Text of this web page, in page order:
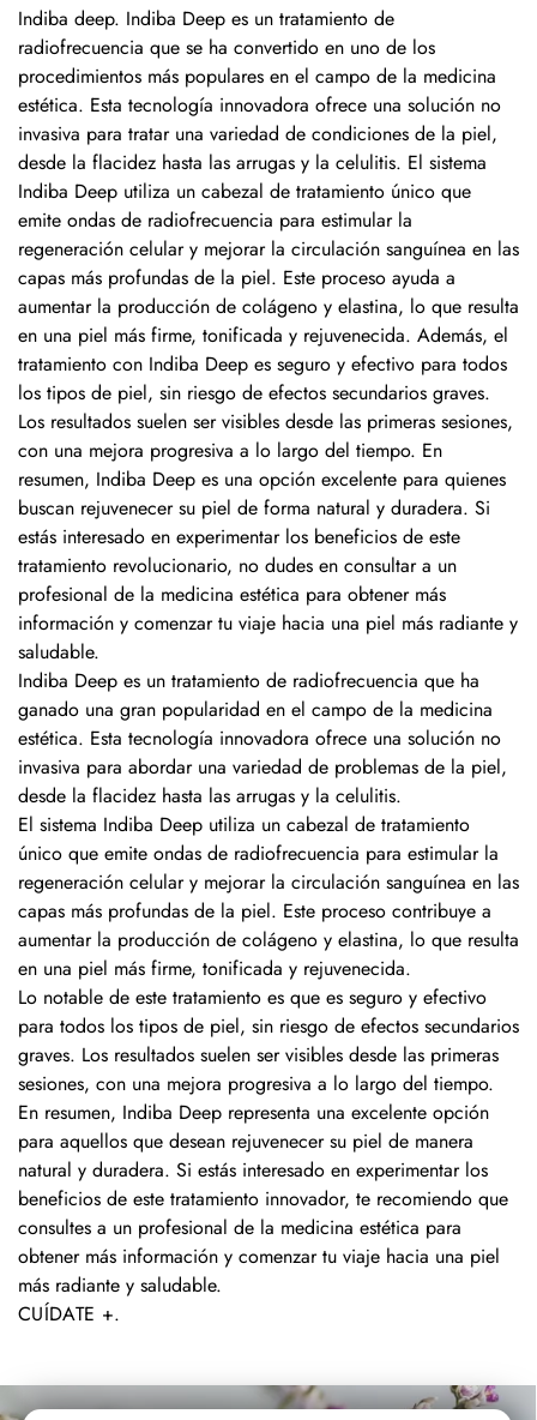
Indiba deep. Indiba Deep es un tratamiento de
radiofrecuencia que se ha convertido en uno de los
procedimientos más populares en el campo de la medicina
estética. Esta tecnología innovadora ofrece una solución no
invasiva para tratar una variedad de condiciones de la piel,
desde la flacidez hasta las arrugas y la celulitis. El sistema
Indiba Deep utiliza un cabezal de tratamiento único que
emite ondas de radiofrecuencia para estimular la
regeneración celular y mejorar la circulación sanguínea en las
capas más profundas de la piel. Este proceso ayuda a
aumentar la producción de colágeno y elastina, lo que resulta
en una piel más firme, tonificada y rejuvenecida. Además, el
tratamiento con Indiba Deep es seguro y efectivo para todos
los tipos de piel, sin riesgo de efectos secundarios graves.
Los resultados suelen ser visibles desde las primeras sesiones,
con una mejora progresiva a lo largo del tiempo. En
resumen, Indiba Deep es una opción excelente para quienes
buscan rejuvenecer su piel de forma natural y duradera. Si
estás interesado en experimentar los beneficios de este
tratamiento revolucionario, no dudes en consultar a un
profesional de la medicina estética para obtener más
información y comenzar tu viaje hacia una piel más radiante y
saludable.
Indiba Deep es un tratamiento de radiofrecuencia que ha
ganado una gran popularidad en el campo de la medicina
estética. Esta tecnología innovadora ofrece una solución no
invasiva para abordar una variedad de problemas de la piel,
desde la flacidez hasta las arrugas y la celulitis.
El sistema Indiba Deep utiliza un cabezal de tratamiento
único que emite ondas de radiofrecuencia para estimular la
regeneración celular y mejorar la circulación sanguínea en las
capas más profundas de la piel. Este proceso contribuye a
aumentar la producción de colágeno y elastina, lo que resulta
en una piel más firme, tonificada y rejuvenecida.
Lo notable de este tratamiento es que es seguro y efectivo
para todos los tipos de piel, sin riesgo de efectos secundarios
graves. Los resultados suelen ser visibles desde las primeras
sesiones, con una mejora progresiva a lo largo del tiempo.
En resumen, Indiba Deep representa una excelente opción
para aquellos que desean rejuvenecer su piel de manera
natural y duradera. Si estás interesado en experimentar los
beneficios de este tratamiento innovador, te recomiendo que
consultes a un profesional de la medicina estética para
obtener más información y comenzar tu viaje hacia una piel
más radiante y saludable.
CUÍDATE +.